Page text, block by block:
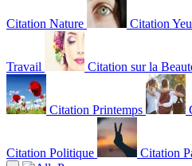
Citation Nature Citation
Travail Citation sur la
Citation Printemps
Citation Politique Citation